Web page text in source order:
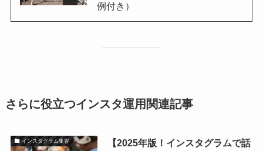
例付き）
さらに役立つインスタ運用関連記事
インスタグラム集客
【2025年版！インスタグラムで話